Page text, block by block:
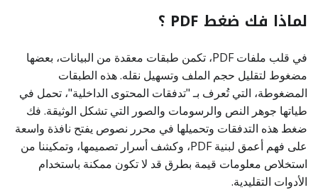
لماذا فك ضغط PDF ؟
في قلب ملفات PDF، تكمن طبقات معقدة من البيانات، بعضها
مضغوط لتقليل حجم الملف وتسهيل نقله. هذه الطبقات
المضغوطة، التي تُعرف بـ "تدفقات المحتوى الداخلية"، تحمل في
طياتها جوهر النص والرسومات والصور التي تشكل الوثيقة. فك
ضغط هذه التدفقات وتحميلها في محرر نصوص يفتح نافذة واسعة
على فهم أعمق لبنية PDF، وكشف أسرار تصميمها، وتمكيننا من
استخلاص معلومات قيمة بطرق قد لا تكون ممكنة باستخدام
الأدوات التقليدية.